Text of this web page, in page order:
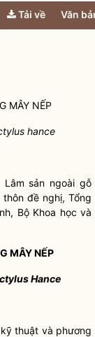
Tải về Văn
MÂY NẾP
hance
Lâm sản ngoài gỗ
đề nghị, Tổng
Bộ Khoa học và
MÂY NẾP
Hance
thuật và phương